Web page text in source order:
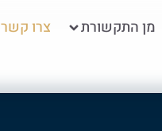
מן התקשורת צרו קשר